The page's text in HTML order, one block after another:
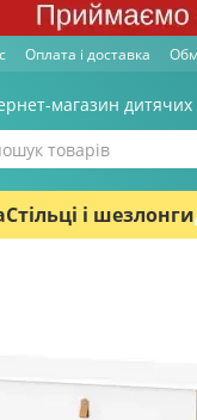
Оплата і доставка
магазин дитячих
Стільці і шезлонги